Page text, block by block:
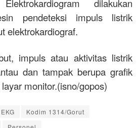
dilakukan
pendeteksi impuls listrik
elektrokardiograf.
impuls atau aktivitas listrik
dan tampak berupa grafik
monitor.(isno/gopos)
EKG
Kodim 1314/Gorut